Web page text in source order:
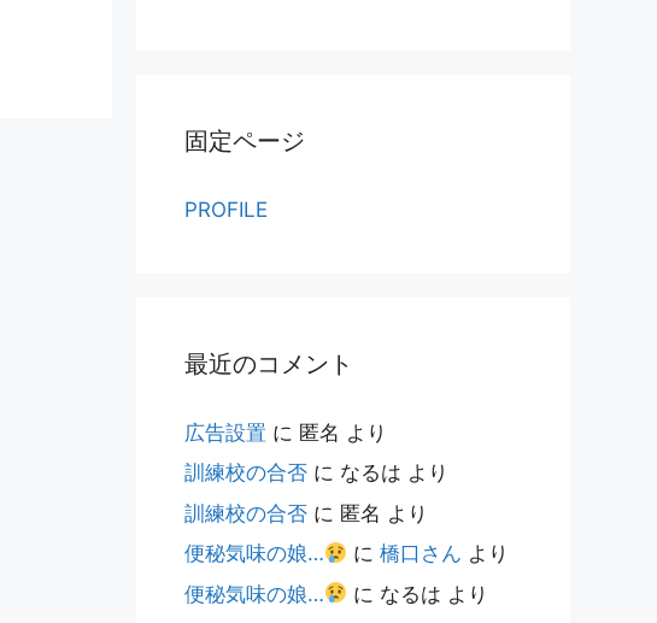
固定ページ
PROFILE
最近のコメント
広告設置 に 匿名 より
訓練校の合否 に なるは より
訓練校の合否 に 匿名 より
便秘気味の娘…
に橋口さん より
便秘気味の娘…
に なるは より